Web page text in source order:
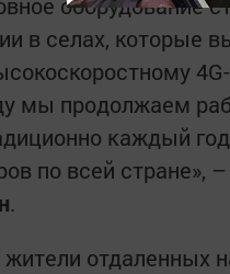
в селах, которые
мы продолжаем
каждый
по всей стране»,
.
отдаленных